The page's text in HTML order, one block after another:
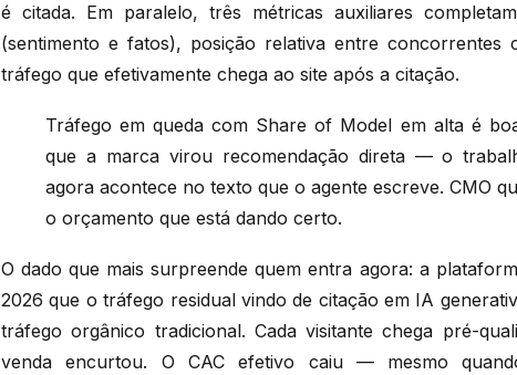
é citada. Em paralelo, três métricas auxiliares
(sentimento e fatos), posição relativa entre concorrentes
tráfego que efetivamente chega ao site após a citação.
Tráfego em queda com Share of Model em alta é
que a marca virou recomendação direta — o
agora acontece no texto que o agente escreve. CMO
o orçamento que está dando certo.
O dado que mais surpreende quem entra agora: a
2026 que o tráfego residual vindo de citação em IA
tráfego orgânico tradicional. Cada visitante chega pré-
venda encurtou. O CAC efetivo caiu — mesmo